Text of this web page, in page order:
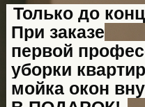
Только до
При заказе
первой
уборки
мойка окон